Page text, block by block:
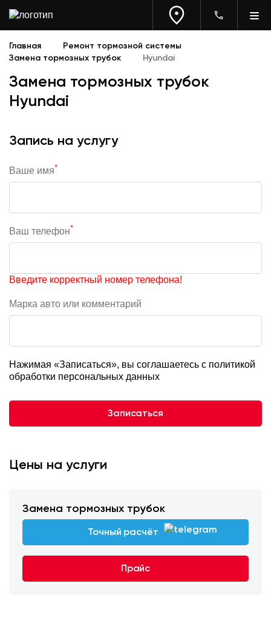
Главная
Ремонт тормозной системы
Замена тормозных трубок
Hyundai
Замена тормозных трубок
Hyundai
Запись на услугу
Ваше имя*
Ваш телефон*
Введите корректный номер телефона!
Марка авто или комментарий
Нажимая «Записаться», вы соглашаетесь с политикой
обработки персональных данных
Записаться
Цены на услуги
Замена тормозных трубок
Точный расчёт
Прайс